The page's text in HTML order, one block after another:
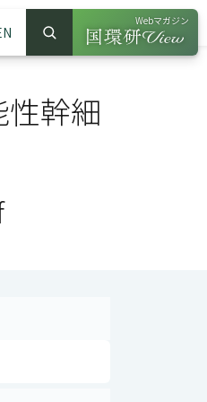
サイト内検索
検索
Webマガジン
（別ウインドウ
幹細